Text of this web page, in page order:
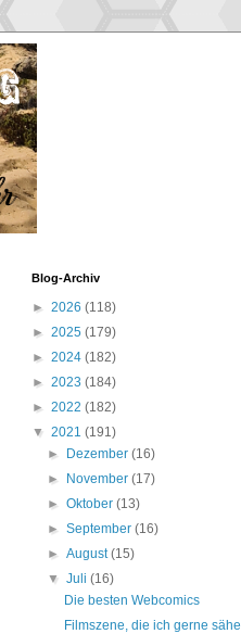
Blog-Archiv
► 2026 (118)
► 2025 (179)
► 2024 (182)
► 2023 (184)
► 2022 (182)
▼ 2021 (191)
►
Dezember(16)
►
November(17)
►Oktober(13)
►September(16)
►August(15)
▼Juli(16)
Die besten Webcomics
Filmszene, die ich gerne sähe